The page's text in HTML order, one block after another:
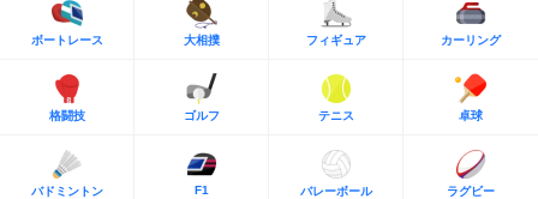
ボートレース 大相撲 フィギュア カーリング
格闘技 ゴルフ テニス 卓球
バドミントン F1 バレーボール ラグビー